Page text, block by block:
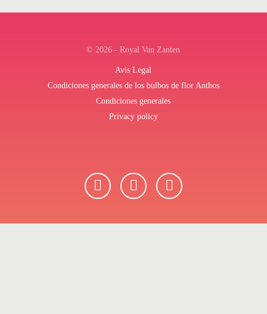
© 2026 - Royal Van Zanten
Avis Legal
Condiciones generales de los bulbos de flor Anthos
Condiciones generales
Privacy policy